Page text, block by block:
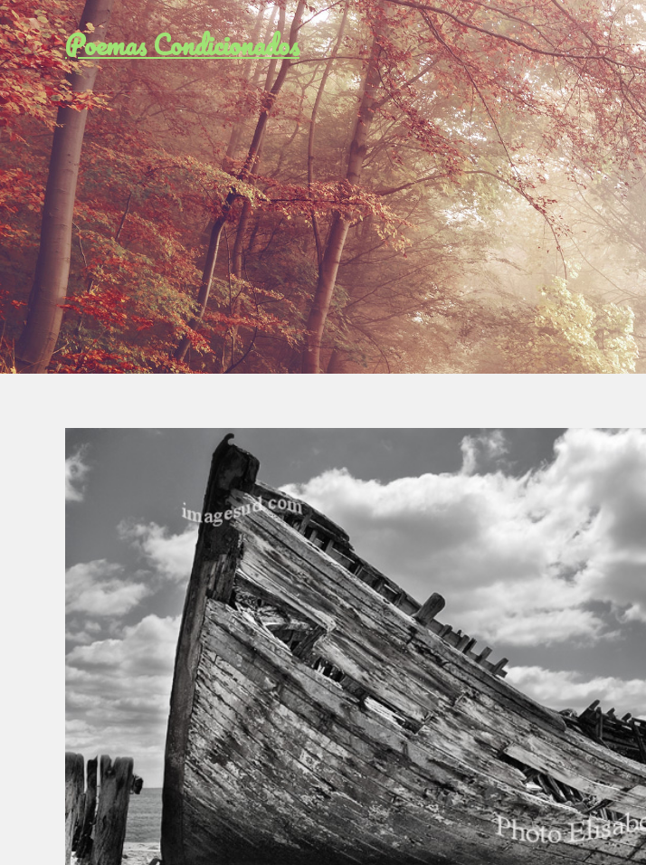
Poemas Condicionados